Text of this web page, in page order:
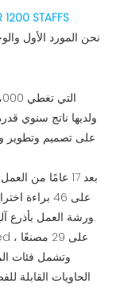
STAFFS
نحن المورد الأول
ولديها ناتج سنوي قدره 200000
على تصميم وتطوير
بعد 17 عامًا
على 46
ورشة العمل بأذرع آلية آلية لتقليل تكاليف العمالة وتقليل تكاليف العملاء.
وتشمل فئات
الحاويات القابلة